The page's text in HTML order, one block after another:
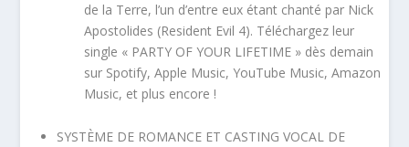
de la Terre, l’un d’entre eux étant chanté par Nick
Apostolides (Resident Evil 4). Téléchargez leur
single « PARTY OF YOUR LIFETIME » dès demain
sur Spotify, Apple Music, YouTube Music, Amazon
Music, et plus encore !
SYSTÈME DE ROMANCE ET CASTING VOCAL DE